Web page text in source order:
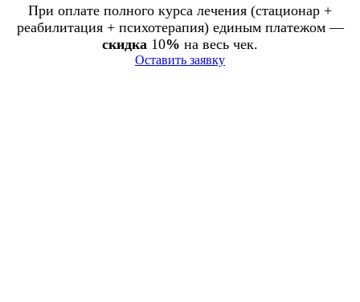
При оплате полного курса лечения (стационар +
реабилитация + психотерапия) единым платежом —
скидка 10% на весь чек.
Оставить заявку